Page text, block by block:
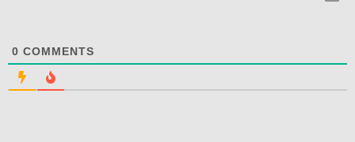
0 COMMENTS